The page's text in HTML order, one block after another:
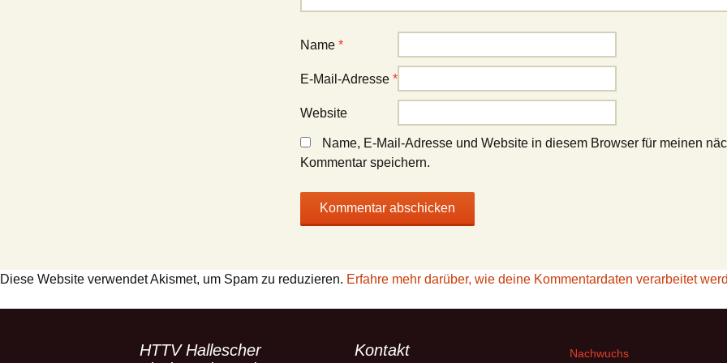
Name *
E-Mail-Adresse *
Website
Name, E-Mail-Adresse und Website in diesem Browser für meinen
Kommentar speichern.
Diese Website verwendet Akismet, um Spam zu reduzieren. Erfahre mehr darüber, wie deine Kommentardaten verarbeitet
HTTV Hallescher
Kontakt Nachwuchs